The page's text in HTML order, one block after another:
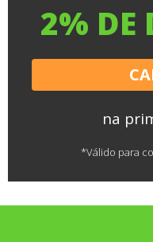
2% DE
na
*Válido para